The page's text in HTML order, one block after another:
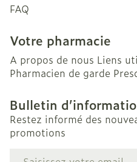
FAQ
Votre pharmacie
A propos de nous Liens
Pharmacien de garde
Bulletin
Restez informé des
promotions
Adresse mail